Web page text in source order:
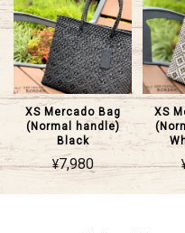
XS Mercado Bag
(Normal handle)
Black
¥7,980
XS